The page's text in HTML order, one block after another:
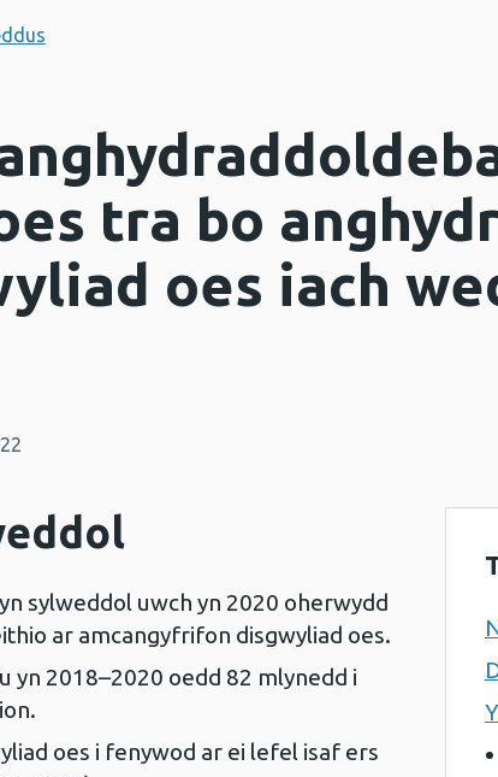
tra bo
oes iach
sylweddol uwch yn 2020 oherwydd
ar amcangyfrifon disgwyliad oes.
yn 2018–2020 oedd 82 mlynedd i
oes i fenywod ar ei lefel isaf ers